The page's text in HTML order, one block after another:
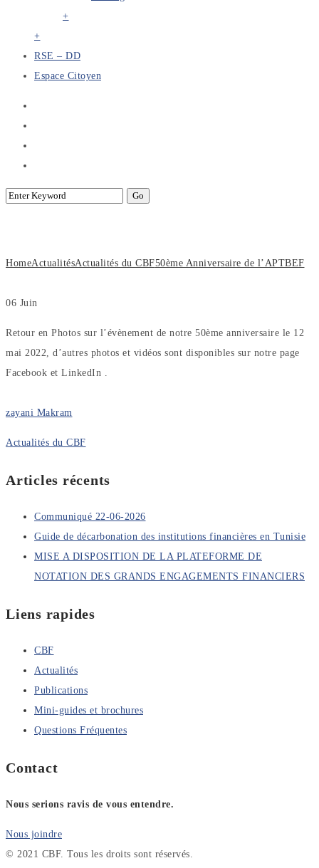
+
+
RSE – DD
Espace Citoyen
HomeActualitésActualités du CBF50ème Anniversaire de l’APTBEF
06 Juin
Retour en Photos sur l’évènement de notre 50ème anniversaire le 12
mai 2022, d’autres photos et vidéos sont disponibles sur notre page
Facebook et LinkedIn .
zayani Makram
Actualités du CBF
Articles récents
Communiqué 22-06-2026
Guide de décarbonation des institutions financières en Tunisie
MISE A DISPOSITION DE LA PLATEFORME DE
NOTATION DES GRANDS ENGAGEMENTS FINANCIERS
Liens rapides
CBF
Actualités
Publications
Mini-guides et brochures
Questions Fréquentes
Contact
Nous serions ravis de vous entendre.
Nous joindre
© 2021 CBF. Tous les droits sont réservés.